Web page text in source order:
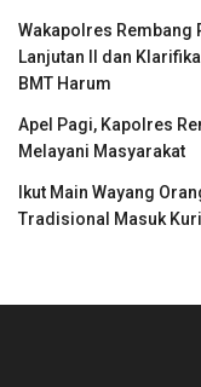
Wakapolres Rembang
Lanjutan II dan
BMT Harum
Apel Pagi, Kapolres
Melayani Masyarakat
Ikut Main Wayang
Tradisional Masuk